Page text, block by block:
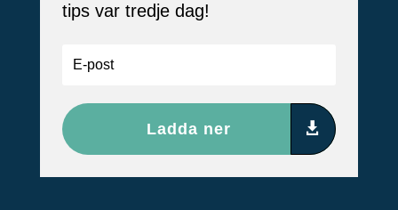
tips var tredje dag!
Ladda ner